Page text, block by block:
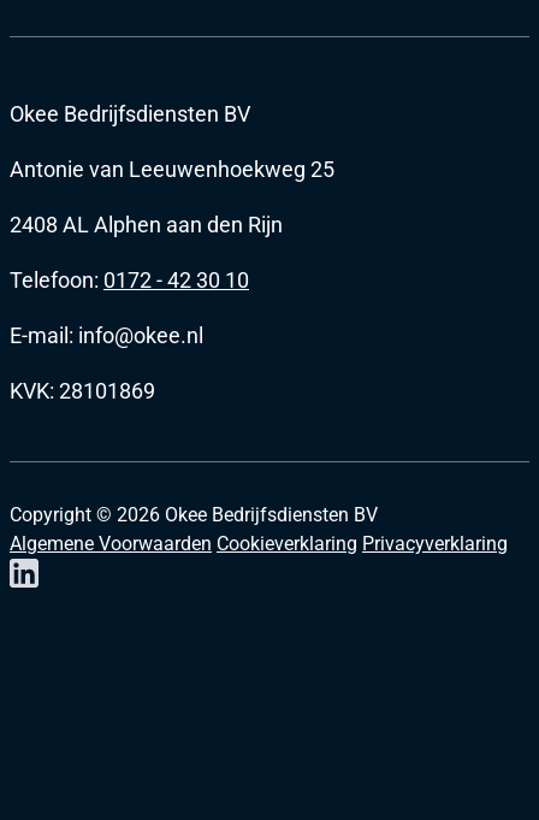
Okee Bedrijfsdiensten BV
Antonie van Leeuwenhoekweg 25
2408 AL Alphen aan den Rijn
Telefoon: 0172 - 42 30 10
E-mail: info@okee.nl
KVK: 28101869
Copyright © 2026 Okee Bedrijfsdiensten BV
Algemene Voorwaarden Cookieverklaring Privacyverklaring